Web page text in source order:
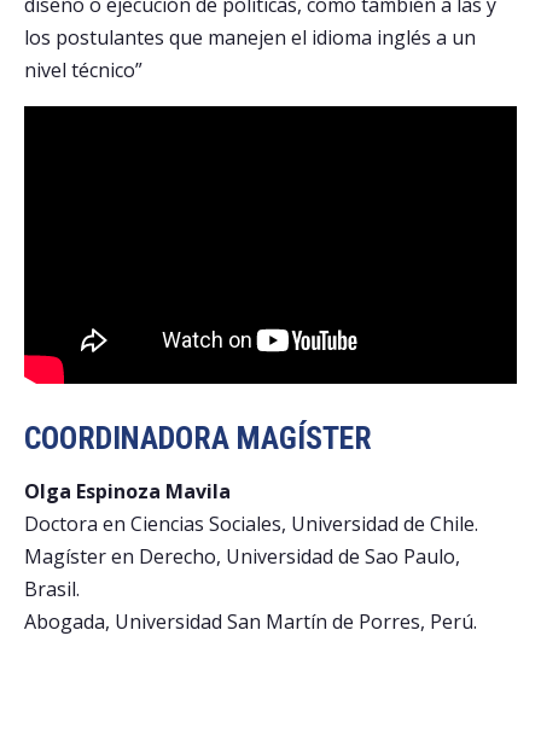
los postulantes que manejen el idioma inglés a un
nivel técnico”
COORDINADORA MAGÍSTER
Olga Espinoza Mavila
Doctora en Ciencias Sociales, Universidad de Chile.
Magíster en Derecho, Universidad de Sao Paulo,
Brasil.
Abogada, Universidad San Martín de Porres, Perú.